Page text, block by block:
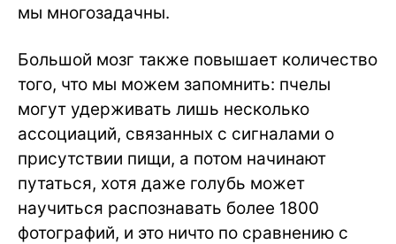
мы многозадачны.
Большой мозг также повышает количество
того, что мы можем запомнить: пчелы
могут удерживать лишь несколько
ассоциаций, связанных с сигналами о
присутствии пищи, а потом начинают
путаться, хотя даже голубь может
научиться распознавать более 1800
фотографий, и это ничто по сравнению с